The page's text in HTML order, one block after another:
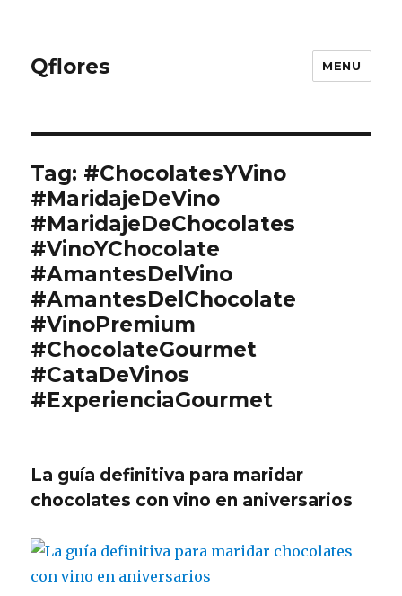
Qflores MENU
Tag: #ChocolatesYVino
#MaridajeDeVino
#MaridajeDeChocolates
#VinoYChocolate
#AmantesDelVino
#AmantesDelChocolate
#VinoPremium
#ChocolateGourmet
#CataDeVinos
#ExperienciaGourmet
La guía definitiva para maridar
chocolates con vino en aniversarios